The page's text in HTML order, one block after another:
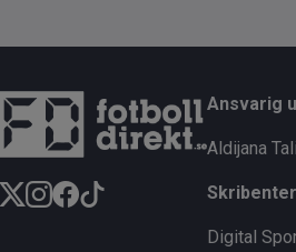
Ansvarig
Aldijana
Skribenter
Digital